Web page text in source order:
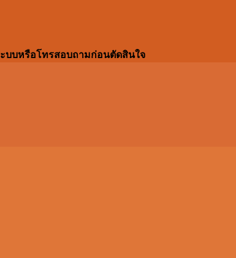
บบหรือโทรสอบถามก่อนตัดสินใจ